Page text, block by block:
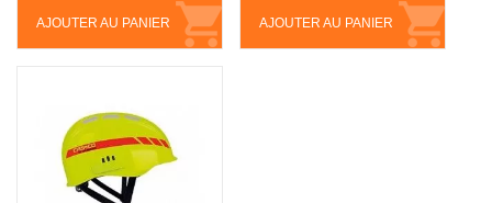
AJOUTER AU PANIER AJOUTER AU PANIER